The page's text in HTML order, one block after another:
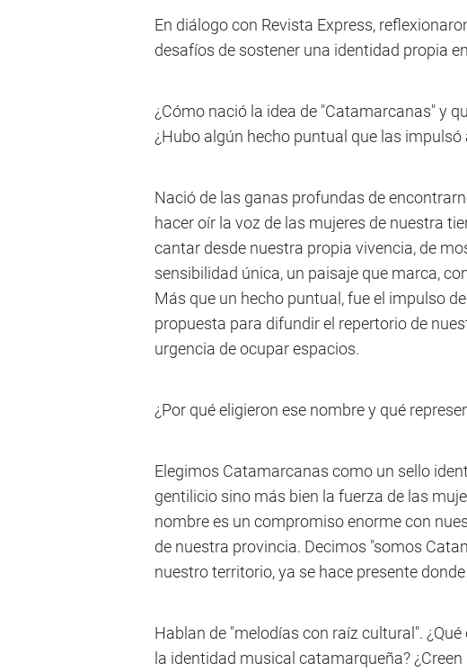
En diálogo con Revista Express,
desafíos de sostener una identidad propia
¿Cómo nació la idea de "Catamarcanas" y
¿Hubo algún hecho puntual que las impulsó
Nació de las ganas profundas de
hacer oír la voz de las mujeres de nuestra
cantar desde nuestra propia vivencia, de
sensibilidad única, un paisaje que marca,
Más que un hecho puntual, fue el impulso
propuesta para difundir el repertorio de
urgencia de ocupar espacios.
¿Por qué eligieron ese nombre y qué
Elegimos Catamarcanas como un sello
gentilicio sino más bien la fuerza de las
nombre es un compromiso enorme con
de nuestra provincia. Decimos "somos
nuestro territorio, ya se hace presente
Hablan de "melodías con raíz cultural".
la identidad musical catamarqueña?